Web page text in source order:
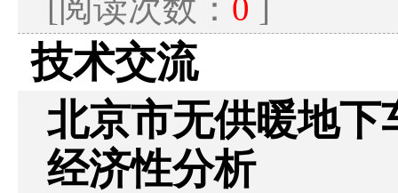
[阅读次数： 0 ]
技术交流
北京市无供暖地下
经济性分析